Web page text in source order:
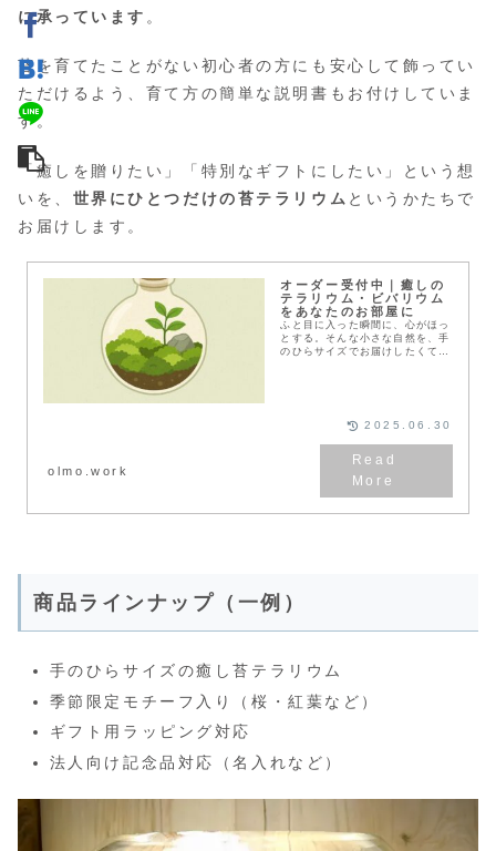
に承っています 。
苔を育てたことがない初心者の方にも安心して飾ってい
ただけるよう、育て方の簡単な説明書もお付けしていま
す。
「癒しを贈りたい」「特別なギフトにしたい」という想
いを、 世界にひとつだけの苔テラリウム というかたちで
お届けします。
オーダー受付中｜癒しの
テラリウム・ビバリウム
をあなたのお部屋に
ふと目に入った瞬間に、心がほっ
とする。そんな小さな自然を、手
のひらサイズでお届けしたくて苔
olmo.work
2025.06.30
商品ラインナップ（一例）
手のひらサイズの癒し苔テラリウム
季節限定モチーフ入り（桜・紅葉など）
ギフト用ラッピング対応
法人向け記念品対応（名入れなど）